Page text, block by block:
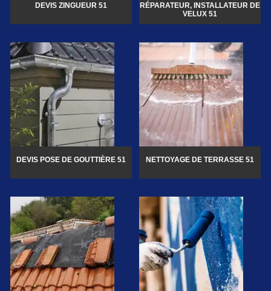
DEVIS ZINGUEUR 51
RÉPARATEUR, INSTALLATEUR DE
VELUX 51
DEVIS POSE DE GOUTTIÈRE 51 NETTOYAGE DE TERRASSE 51